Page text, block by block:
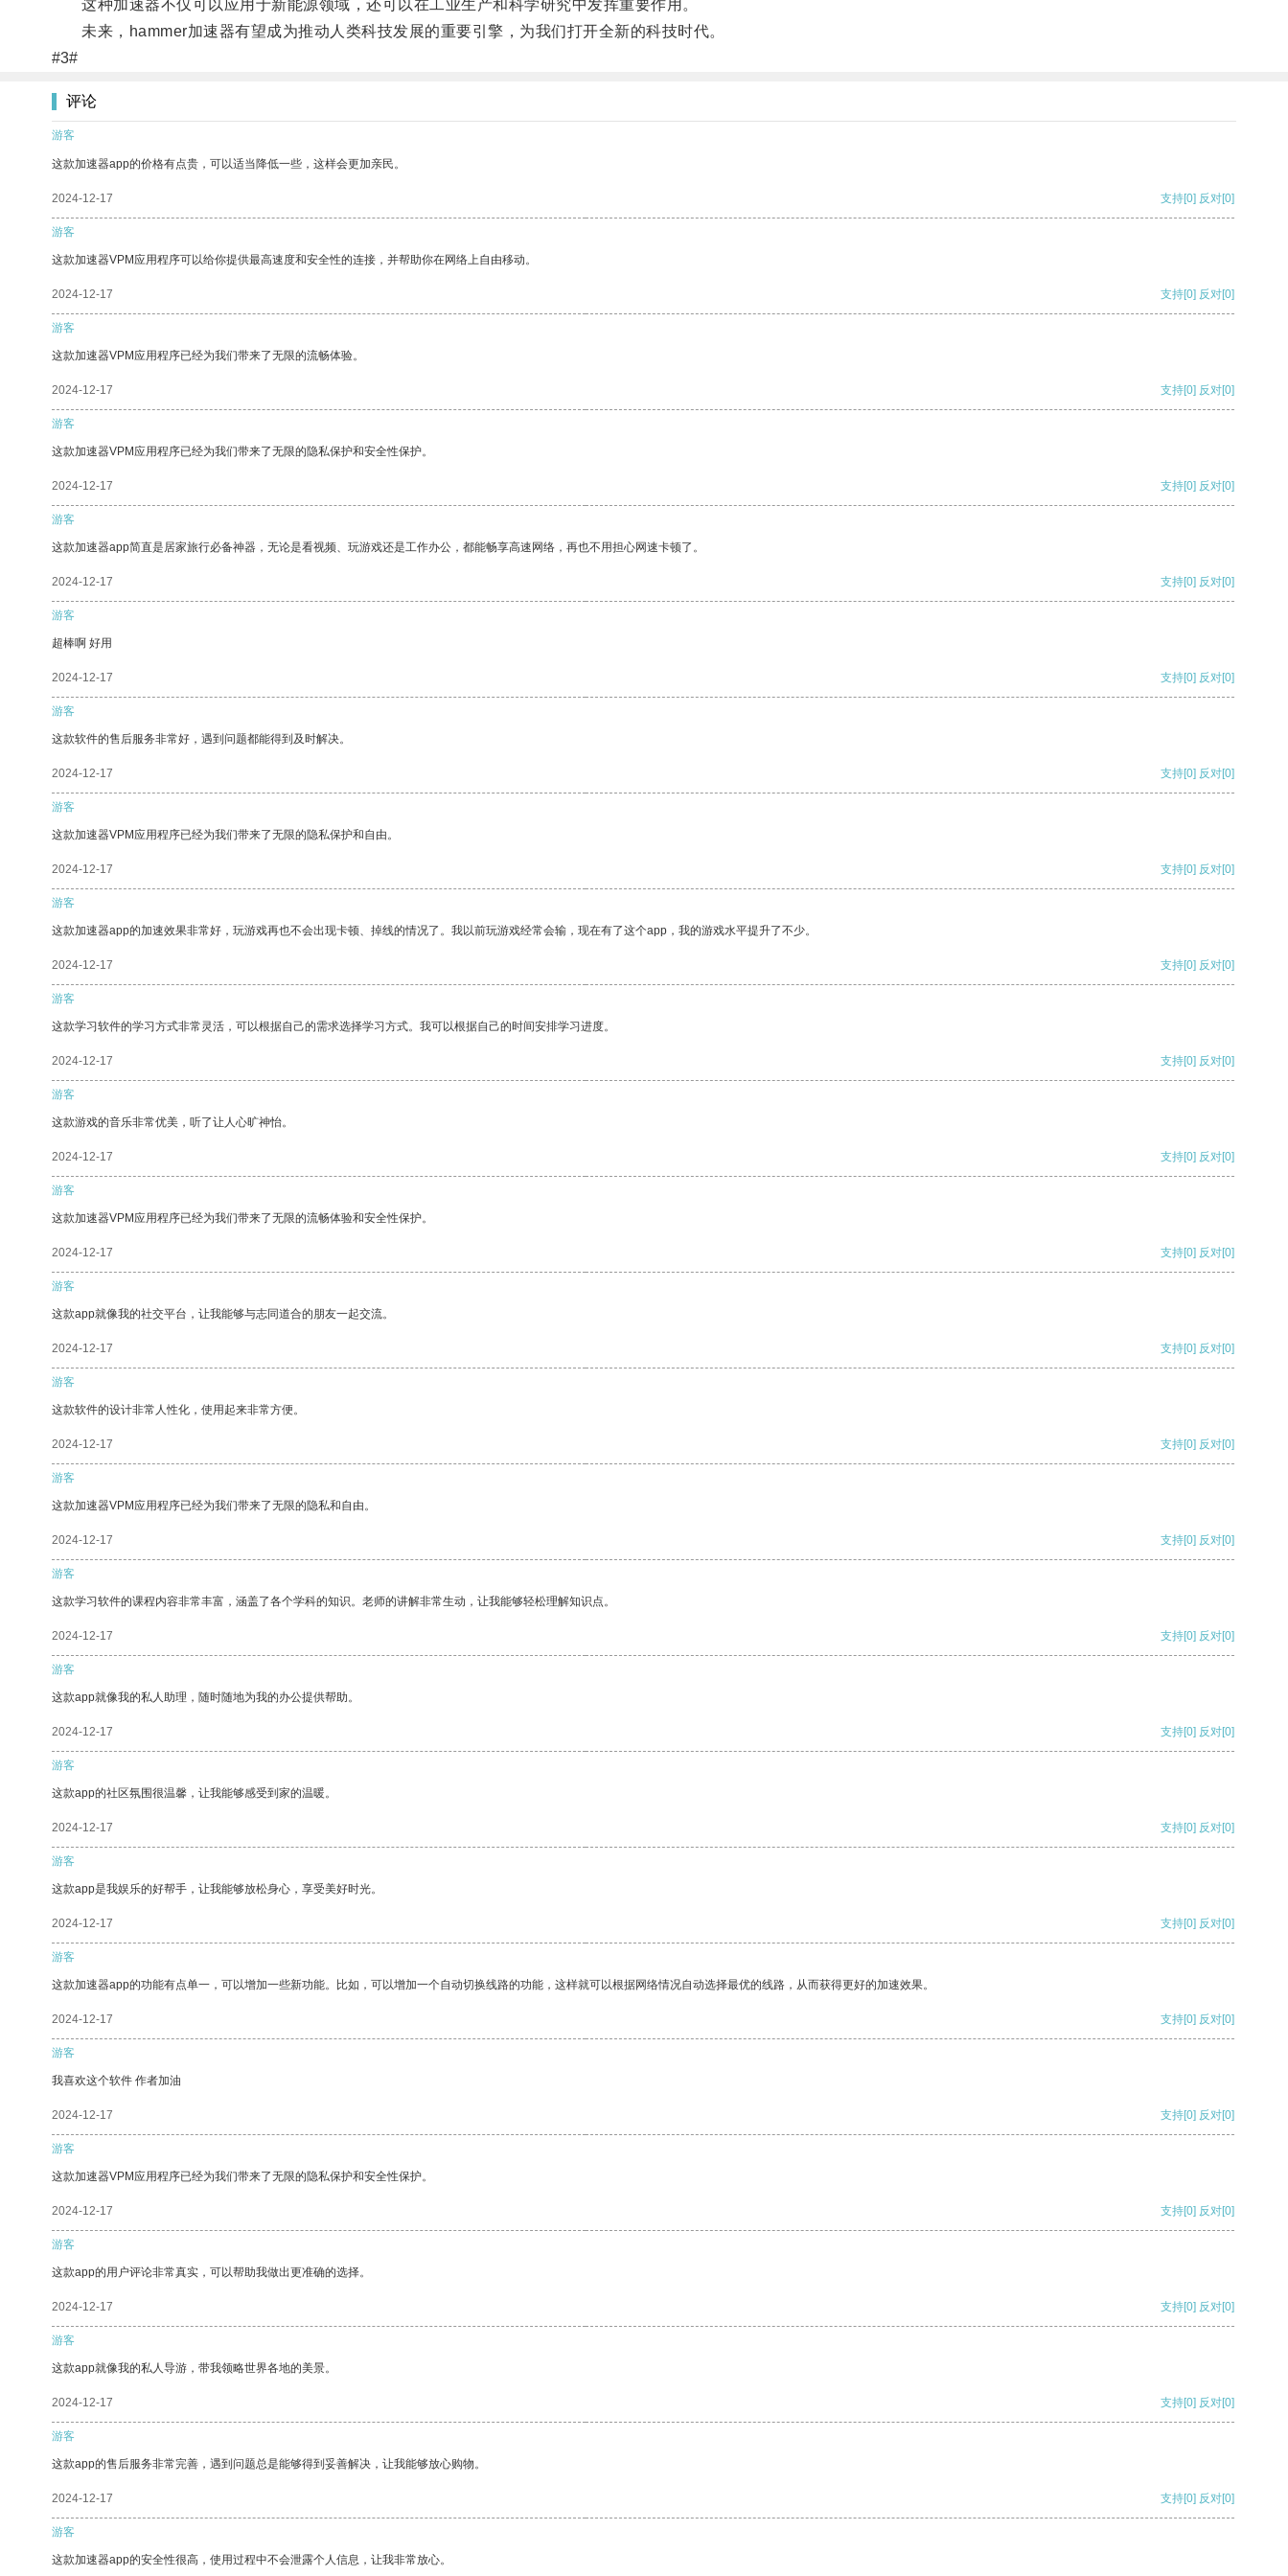
这种加速器不仅可以应用于新能源领域，还可以在工业生产和科学研究中发挥重要作用。
未来，hammer加速器有望成为推动人类科技发展的重要引擎，为我们打开全新的科技时代。
#3#
评论
游客
这款加速器app的价格有点贵，可以适当降低一些，这样会更加亲民。
2024-12-17 支持[0] 反对[0]
游客
这款加速器VPM应用程序可以给你提供最高速度和安全性的连接，并帮助你在网络上自由移动。
2024-12-17 支持[0] 反对[0]
游客
这款加速器VPM应用程序已经为我们带来了无限的流畅体验。
2024-12-17 支持[0] 反对[0]
游客
这款加速器VPM应用程序已经为我们带来了无限的隐私保护和安全性保护。
2024-12-17 支持[0] 反对[0]
游客
这款加速器app简直是居家旅行必备神器，无论是看视频、玩游戏还是工作办公，都能畅享高速网络，再也不用担心网速卡顿了。
2024-12-17 支持[0] 反对[0]
游客
超棒啊 好用
2024-12-17 支持[0] 反对[0]
游客
这款软件的售后服务非常好，遇到问题都能得到及时解决。
2024-12-17 支持[0] 反对[0]
游客
这款加速器VPM应用程序已经为我们带来了无限的隐私保护和自由。
2024-12-17 支持[0] 反对[0]
游客
这款加速器app的加速效果非常好，玩游戏再也不会出现卡顿、掉线的情况了。我以前玩游戏经常会输，现在有了这个app，我的游戏水平提升了不少。
2024-12-17 支持[0] 反对[0]
游客
这款学习软件的学习方式非常灵活，可以根据自己的需求选择学习方式。我可以根据自己的时间安排学习进度。
2024-12-17 支持[0] 反对[0]
游客
这款游戏的音乐非常优美，听了让人心旷神怡。
2024-12-17 支持[0] 反对[0]
游客
这款加速器VPM应用程序已经为我们带来了无限的流畅体验和安全性保护。
2024-12-17 支持[0] 反对[0]
游客
这款app就像我的社交平台，让我能够与志同道合的朋友一起交流。
2024-12-17 支持[0] 反对[0]
游客
这款软件的设计非常人性化，使用起来非常方便。
2024-12-17 支持[0] 反对[0]
游客
这款加速器VPM应用程序已经为我们带来了无限的隐私和自由。
2024-12-17 支持[0] 反对[0]
游客
这款学习软件的课程内容非常丰富，涵盖了各个学科的知识。老师的讲解非常生动，让我能够轻松理解知识点。
2024-12-17 支持[0] 反对[0]
游客
这款app就像我的私人助理，随时随地为我的办公提供帮助。
2024-12-17 支持[0] 反对[0]
游客
这款app的社区氛围很温馨，让我能够感受到家的温暖。
2024-12-17 支持[0] 反对[0]
游客
这款app是我娱乐的好帮手，让我能够放松身心，享受美好时光。
2024-12-17 支持[0] 反对[0]
游客
这款加速器app的功能有点单一，可以增加一些新功能。比如，可以增加一个自动切换线路的功能，这样就可以根据网络情况自动选择最优的线路，从而获得更好的加速效果。
2024-12-17 支持[0] 反对[0]
游客
我喜欢这个软件 作者加油
2024-12-17 支持[0] 反对[0]
游客
这款加速器VPM应用程序已经为我们带来了无限的隐私保护和安全性保护。
2024-12-17 支持[0] 反对[0]
游客
这款app的用户评论非常真实，可以帮助我做出更准确的选择。
2024-12-17 支持[0] 反对[0]
游客
这款app就像我的私人导游，带我领略世界各地的美景。
2024-12-17 支持[0] 反对[0]
游客
这款app的售后服务非常完善，遇到问题总是能够得到妥善解决，让我能够放心购物。
2024-12-17 支持[0] 反对[0]
游客
这款加速器app的安全性很高，使用过程中不会泄露个人信息，让我非常放心。